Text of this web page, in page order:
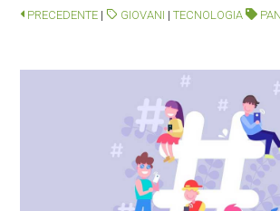
PRECEDENTE | GIOVANI |TECNOLOGIA